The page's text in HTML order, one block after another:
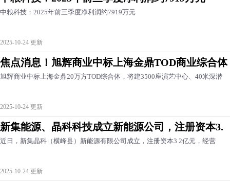
中粮科技：2025年前三季度净利润约7919万元
2025-10-24 更新
焦点消息！旭辉商业中标上海金鼎TOD商业综合体
旭辉商业中标上海金鼎20万方TOD综合体，将建3500座演艺中心、40米深潜
2025-10-24 更新
新集能源、晶科科技成立新能源公司，注册资本3.
近日，新集晶科（横峰县）新能源有限公司成立，注册资本3 2亿元，经营
2025-10-24 更新